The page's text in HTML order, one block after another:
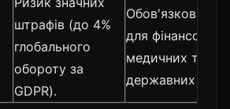
штрафів (до 4%
глобального
обороту за
GDPR).
Обов'язкова
для фінансових,
медичних та
державних